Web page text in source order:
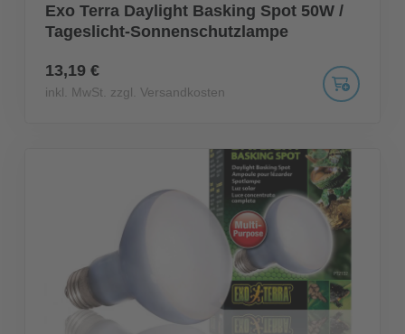
Exo Terra Daylight Basking Spot 50W /
Tageslicht-Sonnenschutzlampe
13,19 €
inkl. MwSt. zzgl. Versandkosten